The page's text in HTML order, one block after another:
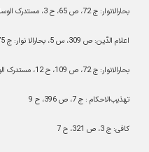
بحارالانوار: ج 72، ص 65، ح 3، مستدرک الوسائل: ج 8، ص 329، ح 9576
اعلام الدّین: ص 309، س 5، بحارالا نوار: ج 75، ص 364، ضمن ح 5
بحارالانوار: ج 72، ص 109، ح 12، مستدرک الوسائل: ج 7، ص 230، ح 8114
تهذیب‌الاحکام : ج 7، ص 396، ح 9
کافی: ج 3، ص 321، ح 7